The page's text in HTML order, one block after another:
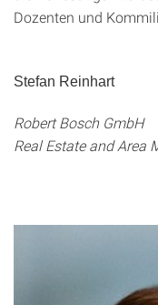
Dozenten und
Stefan Reinhart
Robert Bosch GmbH
Real Estate and Area